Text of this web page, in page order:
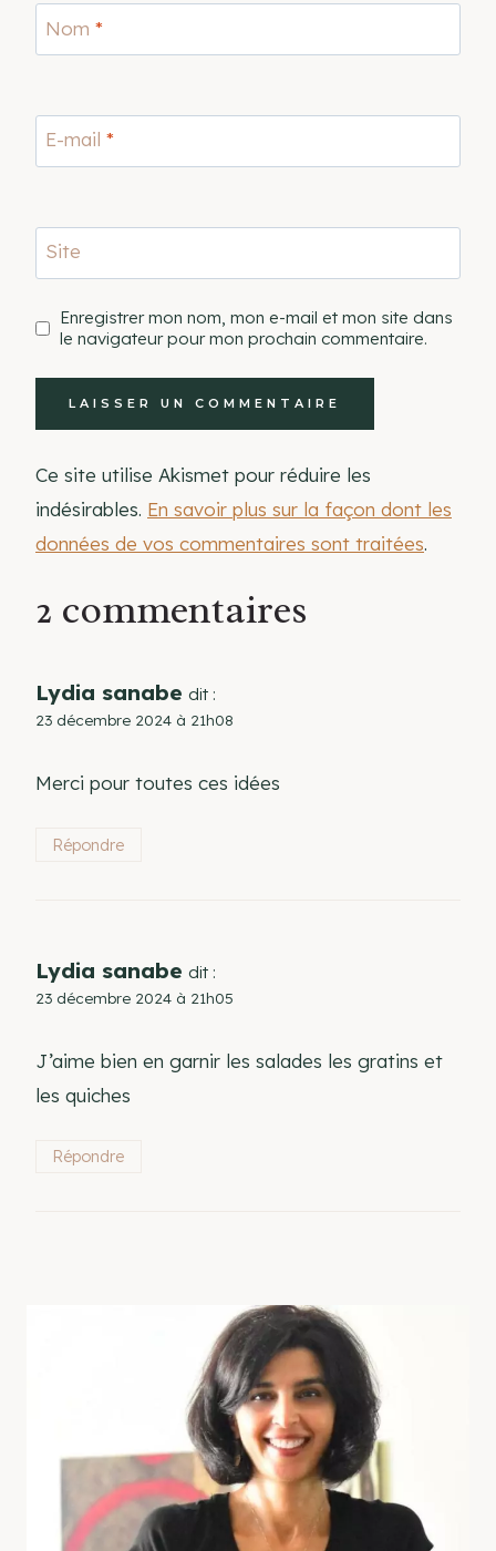
Nom *
E-mail *
Site
Enregistrer mon nom, mon e-mail et mon site dans
le navigateur pour mon prochain commentaire.
Ce site utilise Akismet pour réduire les
indésirables. En savoir plus sur la façon dont les
données de vos commentaires sont traitées.
2 commentaires
Lydia sanabe dit :
23 décembre 2024 à 21h08
Merci pour toutes ces idées
Répondre
Lydia sanabe dit :
23 décembre 2024 à 21h05
J’aime bien en garnir les salades les gratins et
les quiches
Répondre